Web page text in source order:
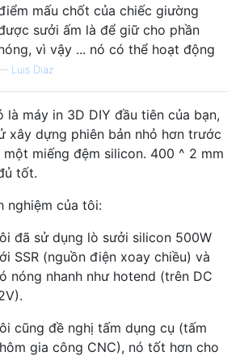
mấu chốt của chiếc giường
sưởi ấm là để giữ cho phần
vì vậy ... nó có thể hoạt động
Luis Diaz
là máy in 3D DIY đầu tiên của bạn,
xây dựng phiên bản nhỏ hơn trước
miếng đệm silicon. 400 ^ 2 mm
tốt.
nghiệm của tôi:
đã sử dụng lò sưởi silicon 500W
SSR (nguồn điện xoay chiều) và
nóng nhanh như hotend (trên DC
cũng đề nghị tấm dụng cụ (tấm
gia công CNC), nó tốt hơn cho